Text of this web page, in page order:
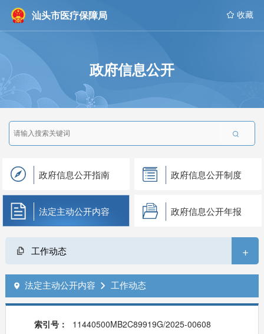
汕头市医疗保障局  收藏
政府信息公开

政府信息公开指南 政府信息公开制度
法定主动公开内容 政府信息公开年报
工作动态 +
 法定主动公开内容  工作动态
索引号：
11440500MB2C89919G/2025-00608